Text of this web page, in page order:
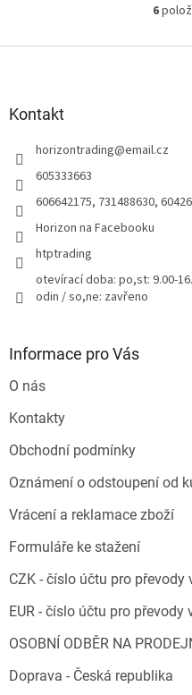
6
Kontakt
horizontrading@email.cz
605333663
606642175, 731488630,
Horizon na Facebooku
htptrading
otevírací doba: po,st: 9.00-
odin / so,ne: zavřeno
Informace pro Vás
O nás
Kontakty
Obchodní podmínky
Oznámení o odstoupení od
Vrácení a reklamace zboží
Formuláře ke stažení
CZK - číslo účtu pro převody
EUR - číslo účtu pro převody
OSOBNÍ ODBĚR NA
Doprava - Česká republika